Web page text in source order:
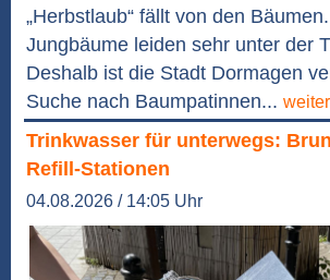
„Herbstlaub“ fällt von den
Jungbäume leiden sehr unter der
Deshalb ist die Stadt Dormagen
Suche nach Baumpatinnen...
Trinkwasser für unterwegs:
Refill-Stationen
04.08.2026 / 14:05 Uhr